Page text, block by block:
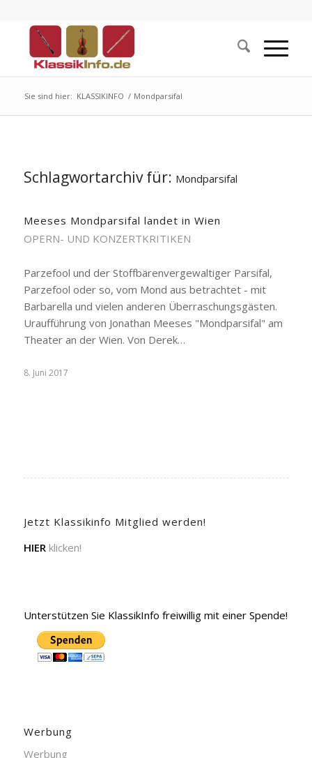
Sie sind hier: KLASSIKINFO / Mondparsifal
Schlagwortarchiv für: Mondparsifal
Meeses Mondparsifal landet in Wien
OPERN- UND KONZERTKRITIKEN
Parzefool und der Stoffbärenvergewaltiger Parsifal,
Parzefool oder so, vom Mond aus betrachtet - mit
Barbarella und vielen anderen Überraschungsgästen.
Uraufführung von Jonathan Meeses "Mondparsifal" am
Theater an der Wien. Von Derek…
8. Juni 2017
Jetzt Klassikinfo Mitglied werden!
HIER klicken!
Unterstützen Sie KlassikInfo freiwillig mit einer Spende!
Werbung
Werbung